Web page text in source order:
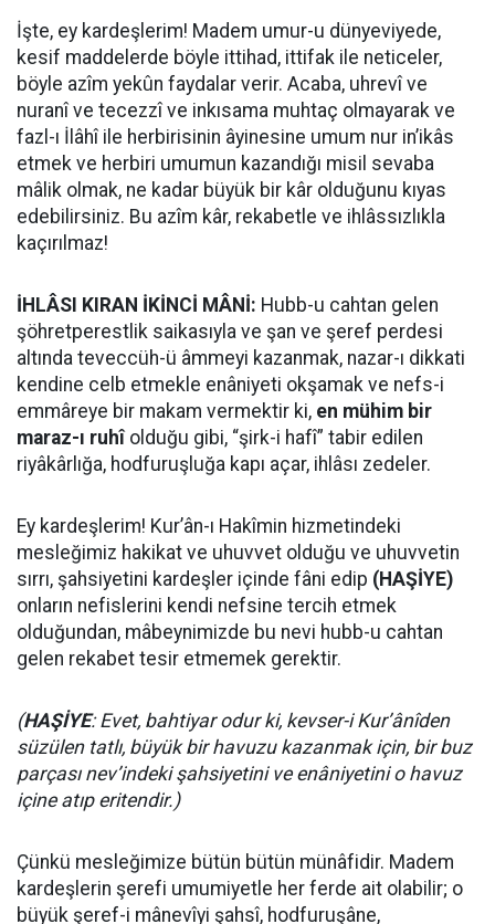
İşte, ey kardeşlerim! Madem umur-u dünyeviyede,
kesif maddelerde böyle ittihad, ittifak ile neticeler,
böyle azîm yekûn faydalar verir. Acaba, uhrevî ve
nuranî ve tecezzî ve inkısama muhtaç olmayarak ve
fazl-ı İlâhî ile herbirisinin âyinesine umum nur in’ikâs
etmek ve herbiri umumun kazandığı misil sevaba
mâlik olmak, ne kadar büyük bir kâr olduğunu kıyas
edebilirsiniz. Bu azîm kâr, rekabetle ve ihlâssızlıkla
kaçırılmaz!
İHLÂSI KIRAN İKİNCİ MÂNİ: Hubb-u cahtan gelen
şöhretperestlik saikasıyla ve şan ve şeref perdesi
altında teveccüh-ü âmmeyi kazanmak, nazar-ı dikkati
kendine celb etmekle enâniyeti okşamak ve nefs-i
emmâreye bir makam vermektir ki, en mühim bir
maraz-ı ruhîolduğu gibi, “şirk-i hafî” tabir edilen
riyâkârlığa, hodfuruşluğa kapı açar, ihlâsı zedeler.
Ey kardeşlerim! Kur’ân-ı Hakîmin hizmetindeki
mesleğimiz hakikat ve uhuvvet olduğu ve uhuvvetin
sırrı, şahsiyetini kardeşler içinde fâni edip (HAŞİYE)
onların nefislerini kendi nefsine tercih etmek
olduğundan, mâbeynimizde bu nevi hubb-u cahtan
gelen rekabet tesir etmemek gerektir.
(HAŞİYE: Evet, bahtiyar odur ki, kevser-i Kur’ânîden
süzülen tatlı, büyük bir havuzu kazanmak için, bir buz
parçası nev’indeki şahsiyetini ve enâniyetini o havuz
içine atıp eritendir.)
Çünkü mesleğimize bütün bütün münâfidir. Madem
kardeşlerin şerefi umumiyetle her ferde ait olabilir; o
büyük şeref-i mânevîyi şahsî, hodfuruşâne,